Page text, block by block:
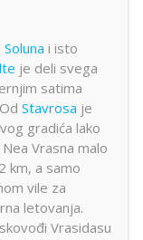
Soluna i isto
je deli svega
satima
Stavrosa je
gradića lako
Vrasna malo
km, a samo
vile za
letovanja.
Vrasidasu